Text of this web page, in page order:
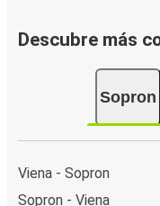
Descubre más
Sopron
Viena - Sopron
Sopron - Viena